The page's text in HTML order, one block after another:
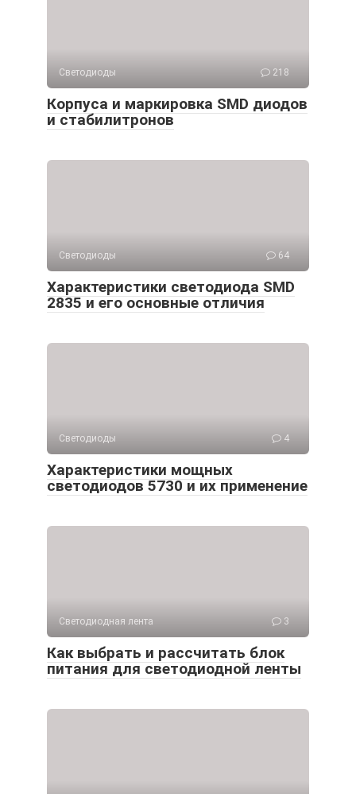
Светодиоды 218
Корпуса и маркировка SMD диодов
и стабилитронов
Светодиоды 64
Характеристики светодиода SMD
2835 и его основные отличия
Светодиоды 4
Характеристики мощных
светодиодов 5730 и их применение
Светодиодная лента 3
Как выбрать и рассчитать блок
питания для светодиодной ленты